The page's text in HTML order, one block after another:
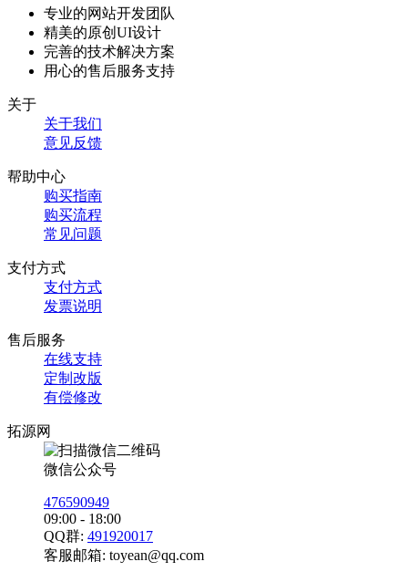
专业的网站开发团队
精美的原创UI设计
完善的技术解决方案
用心的售后服务支持
关于
关于我们
意见反馈
帮助中心
购买指南
购买流程
常见问题
支付方式
支付方式
发票说明
售后服务
在线支持
定制改版
有偿修改
拓源网
微信公众号
476590949
09:00 - 18:00
QQ群: 491920017
客服邮箱: toyean@qq.com